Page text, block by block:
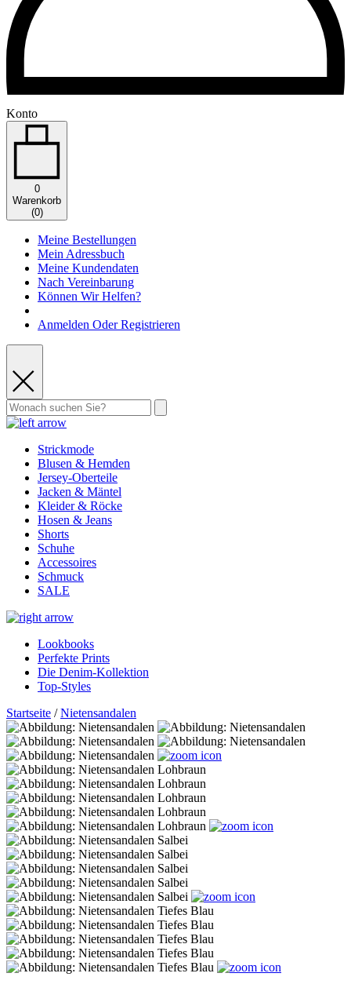
Konto
0
Warenkorb
(0)
Meine Bestellungen
Mein Adressbuch
Meine Kundendaten
Nach Vereinbarung
Können Wir Helfen?
Anmelden Oder Registrieren
Strickmode
Blusen & Hemden
Jersey-Oberteile
Jacken & Mäntel
Kleider & Röcke
Hosen & Jeans
Shorts
Schuhe
Accessoires
Schmuck
SALE
Lookbooks
Perfekte Prints
Die Denim-Kollektion
Top-Styles
Startseite /Nietensandalen